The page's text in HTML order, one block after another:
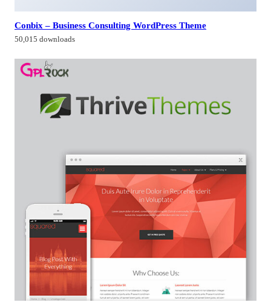
Conbix – Business Consulting WordPress Theme
50,015 downloads